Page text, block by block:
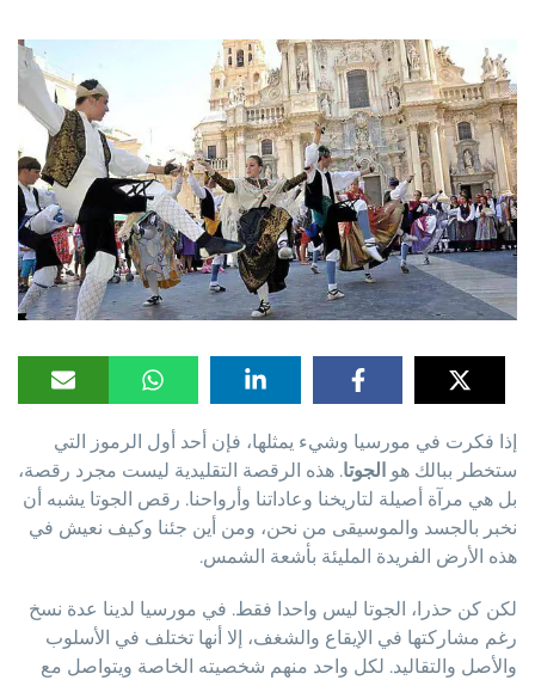
إذا فكرت في مورسيا وشيء يمثلها، فإن أحد أول الرموز التي
ستخطر ببالك هو الجوتا. هذه الرقصة التقليدية ليست مجرد رقصة،
بل هي مرآة أصيلة لتاريخنا وعاداتنا وأرواحنا. رقص الجوتا يشبه أن
نخبر بالجسد والموسيقى من نحن، ومن أين جئنا وكيف نعيش في
هذه الأرض الفريدة المليئة بأشعة الشمس.
لكن كن حذرا، الجوتا ليس واحدا فقط. في مورسيا لدينا عدة نسخ
رغم مشاركتها في الإيقاع والشغف، إلا أنها تختلف في الأسلوب
والأصل والتقاليد. لكل واحد منهم شخصيته الخاصة ويتواصل مع